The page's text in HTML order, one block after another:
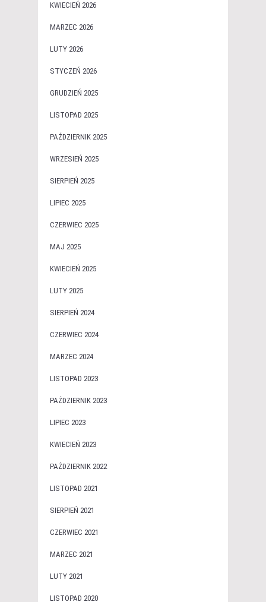
KWIECIEŃ 2026
MARZEC 2026
LUTY 2026
STYCZEŃ 2026
GRUDZIEŃ 2025
LISTOPAD 2025
PAŹDZIERNIK 2025
WRZESIEŃ 2025
SIERPIEŃ 2025
LIPIEC 2025
CZERWIEC 2025
MAJ 2025
KWIECIEŃ 2025
LUTY 2025
SIERPIEŃ 2024
CZERWIEC 2024
MARZEC 2024
LISTOPAD 2023
PAŹDZIERNIK 2023
LIPIEC 2023
KWIECIEŃ 2023
PAŹDZIERNIK 2022
LISTOPAD 2021
SIERPIEŃ 2021
CZERWIEC 2021
MARZEC 2021
LUTY 2021
LISTOPAD 2020